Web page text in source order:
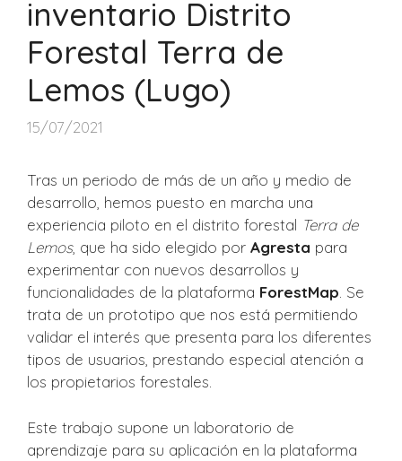
inventario Distrito
Forestal Terra de
Lemos (Lugo)
15/07/2021
Tras un periodo de más de un año y medio de
desarrollo, hemos puesto en marcha una
experiencia piloto en el distrito forestal Terra de
Lemos, que ha sido elegido por Agresta para
experimentar con nuevos desarrollos y
funcionalidades de la plataforma ForestMap . Se
trata de un prototipo que nos está permitiendo
validar el interés que presenta para los diferentes
tipos de usuarios, prestando especial atención a
los propietarios forestales.
Este trabajo supone un laboratorio de
aprendizaje para su aplicación en la plataforma